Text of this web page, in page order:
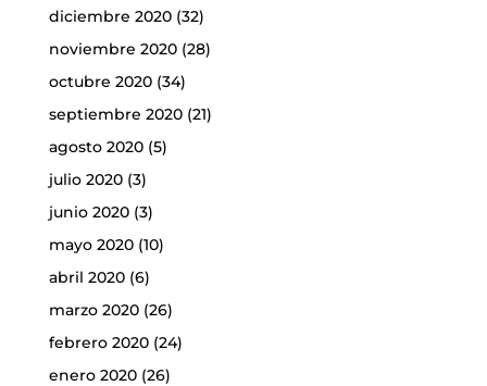
diciembre 2020(32)
noviembre 2020(28)
octubre 2020(34)
septiembre 2020(21)
agosto 2020(5)
julio 2020(3)
junio 2020(3)
mayo 2020(10)
abril 2020(6)
marzo 2020(26)
febrero 2020(24)
enero 2020(26)